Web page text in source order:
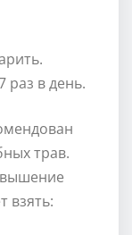
раз в день.
трав.
взять: